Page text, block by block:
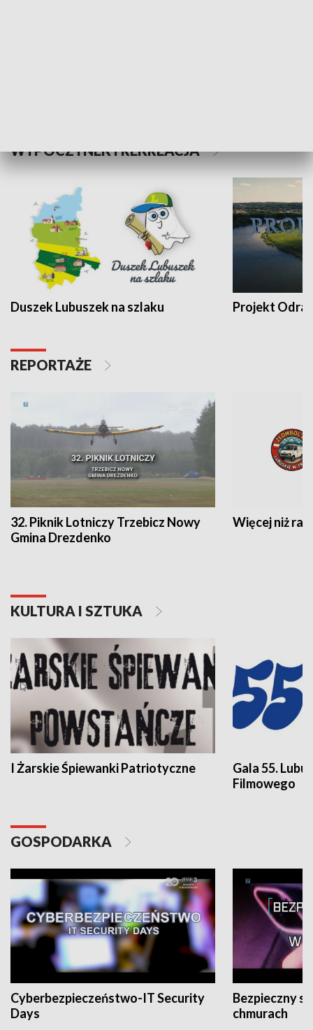
WYPOCZYNEK I REKREACJA
Duszek Lubuszek na szlaku Projekt Odra
REPORTAŻE
32. Piknik Lotniczy Trzebicz Nowy
Gmina Drezdenko
Więcej niż rajd
KULTURA I SZTUKA
I Żarskie Śpiewanki Patriotyczne
Gala 55.
Filmowego
GOSPODARKA
Cyberbezpieczeństwo-IT Security
Days
Bezpieczny
chmurach